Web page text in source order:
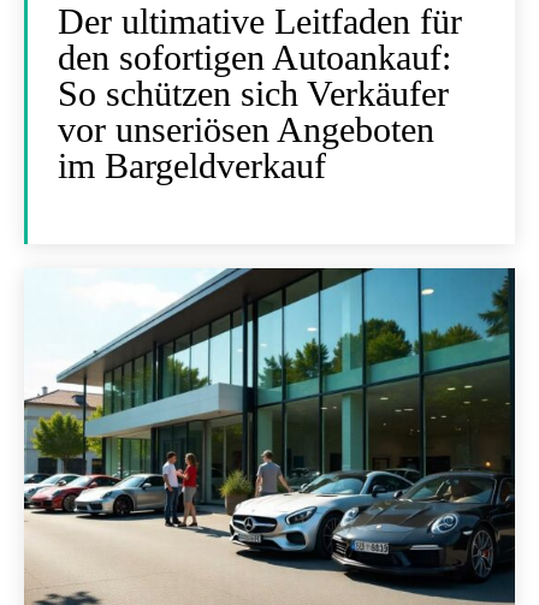
Der ultimative Leitfaden für
den sofortigen Autoankauf:
So schützen sich Verkäufer
vor unseriösen Angeboten
im Bargeldverkauf